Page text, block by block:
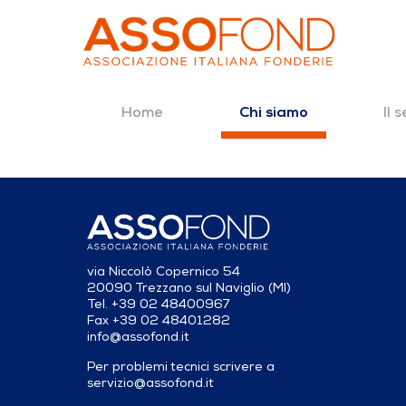
Home Chi siamo Il
via Niccolò Copernico 54
20090 Trezzano sul Naviglio (MI)
Tel. +39 02 48400967
Fax +39 02 48401282
info@assofond.it
Per problemi tecnici scrivere a
servizio@assofond.it